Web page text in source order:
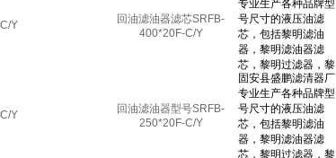
回油滤油器滤芯SRFB-
400*20F-C/Y
回油滤油器型号SRFB-
250*20F-C/Y